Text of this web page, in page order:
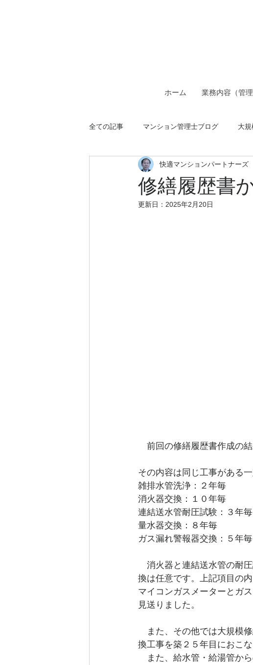
ホーム 業務内容（管理
全ての記事 マンション管理士ブログ 大
修繕履歴書
快適マンションパートナー
更新日： 2025年2月20日
前回の修繕履歴書作成の結
その内容は同じ工事がある
雑排水管洗浄：２年毎
消火器交換：１０年毎
連結送水管耐圧試験：３年毎
量水器交換：８年毎
ガス漏れ警報器交換：５年毎
消火器と連結送水管の耐
換は任意です。上記項目の
マイコンガスメーターとガ
見送りました。
また、その他では大規模
換工事を築２５年目におこな
また、給水管・給湯管か